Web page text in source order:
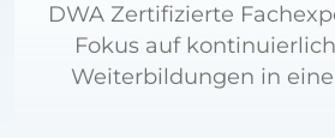
DWA Zertifizierte
Fokus auf
Weiterbildungen in